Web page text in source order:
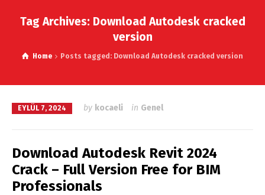
Tag Archives: Download Autodesk cracked
version
Home Posts tagged: Download Autodesk cracked version
EYLÜL 7, 2024 by kocaeli in Genel
Download Autodesk Revit 2024
Crack – Full Version Free for BIM
Professionals